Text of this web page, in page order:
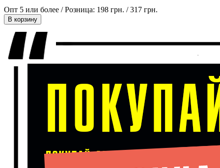
Опт 5 или более / Розница: 198 грн. /317 грн.
В корзину